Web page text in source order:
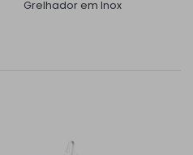
Grelhador em Inox